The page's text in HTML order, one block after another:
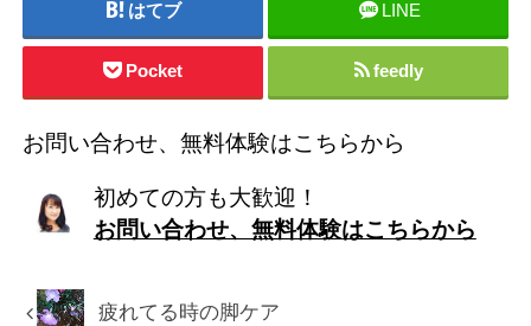
はてブ LINE
Pocket feedly
お問い合わせ、無料体験はこちらから
初めての方も大歓迎！
お問い合わせ、無料体験はこちらから
疲れてる時の脚ケア